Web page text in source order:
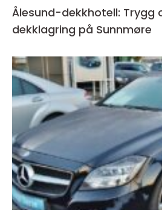
Ålesund-dekkhotell: Trygg
dekklagring på Sunnmøre